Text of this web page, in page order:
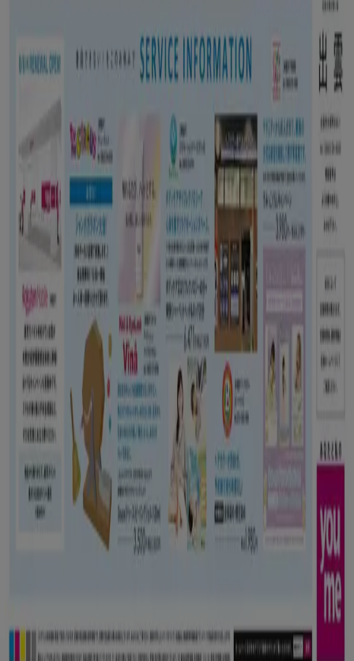
私たちが行うこと
ビジネスソリューションをみる
ニュース・メディア
ビジネス契約
マーケテイング＆ビジネスリクエスト
地図上で店舗が誤った場所にあります
週にいちど広告のフィードバック
技術的な問題と一般的なフィードバック
検索方法
ブランド
地元ブランド
割引情報
近くのお店
製品紹介
地元産品
都市
Tiendeoアプリ
Copyright © Tiendeo ® 2026 · Shopfully Marketing S.L.U. –